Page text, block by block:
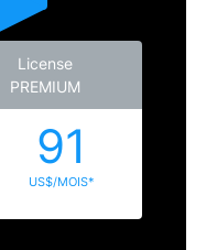
License
PREMIUM
91
US$/MOIS*